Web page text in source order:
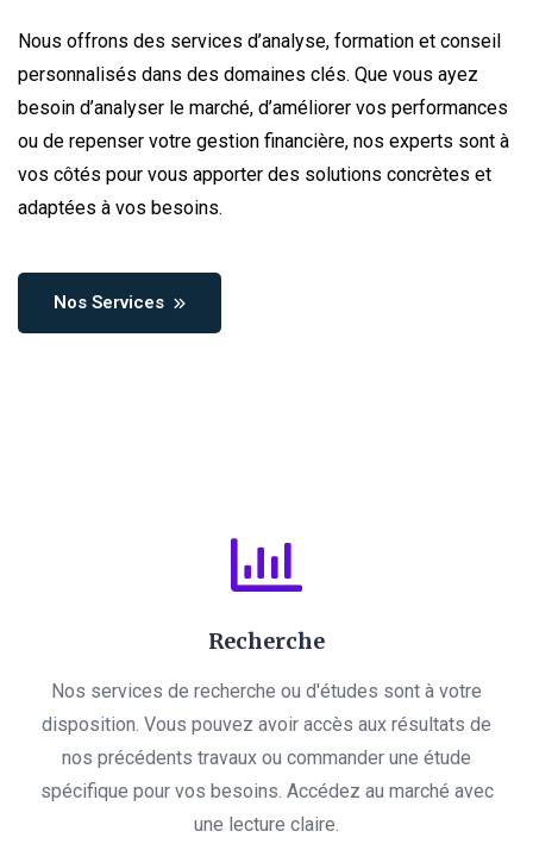
Nous offrons des services d’analyse, formation et conseil
personnalisés dans des domaines clés. Que vous ayez
besoin d’analyser le marché, d’améliorer vos performances
ou de repenser votre gestion financière, nos experts sont à
vos côtés pour vous apporter des solutions concrètes et
adaptées à vos besoins.
Nos Services
Recherche
Nos services de recherche ou d'études sont à votre
disposition. Vous pouvez avoir accès aux résultats de
nos précédents travaux ou commander une étude
spécifique pour vos besoins. Accédez au marché avec
une lecture claire.